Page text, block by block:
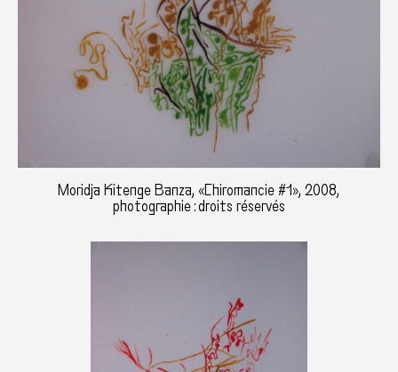
Moridja Kitenge Banza, «Chiromancie #1», 2008,
photographie : droits réservés